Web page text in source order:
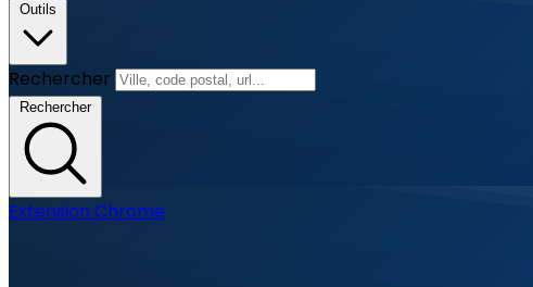
Outils
Rechercher
Rechercher
Extension Chrome